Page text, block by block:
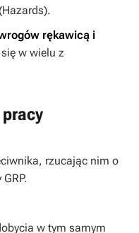
rękawicą i
w wielu z
rzucając nim o
w tym samym